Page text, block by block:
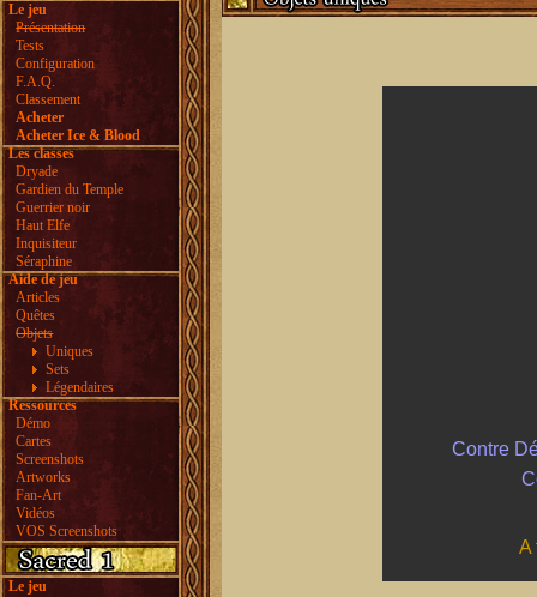
Le jeu
Présentation
Tests
Configuration
F.A.Q.
Classement
Acheter
Acheter Ice & Blood
Les classes
Dryade
Gardien du Temple
Guerrier noir
Haut Elfe
Inquisiteur
Séraphine
Aide de jeu
Articles
Quêtes
Objets
Uniques
Sets
Légendaires
Ressources
Démo
Cartes
Screenshots
Artworks
Fan-Art
Vidéos
VOS Screenshots
Le jeu
Contre
A